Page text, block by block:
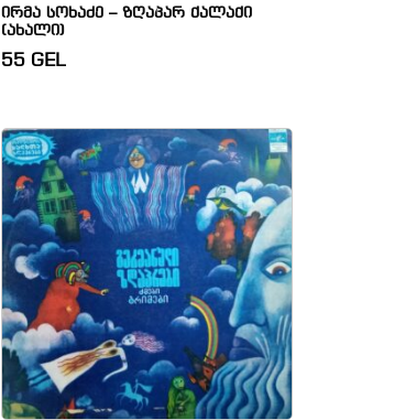
ირმა სოხაძე – ზღაპარ ქალაქი
(ახალი)
55 GEL